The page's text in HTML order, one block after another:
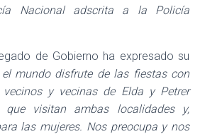
Nacional adscrita a la Policía
de Gobierno ha expresado su
el mundo disfrute de las fiestas con
y vecinas de Elda y Petrer
que visitan ambas localidades y,
las mujeres. Nos preocupa y nos